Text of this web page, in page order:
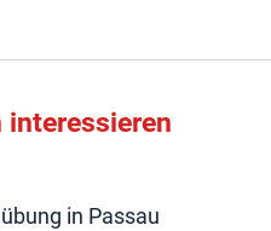
interessieren
in Passau